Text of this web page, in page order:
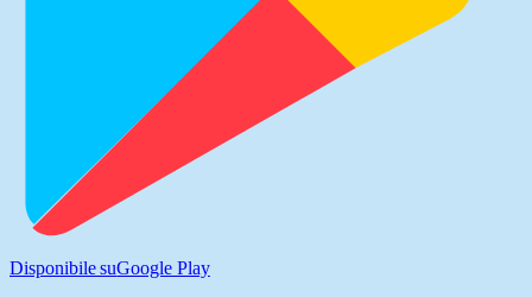
Disponibile suGoogle Play